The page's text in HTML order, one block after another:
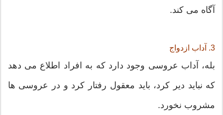
آگاه می کند.
3. آداب ازدواج
بله، آداب عروسی وجود دارد که به افراد اطلاع می دهد
که نباید دیر کرد، باید معقول رفتار کرد و در عروسی ها
مشروب نخورد.